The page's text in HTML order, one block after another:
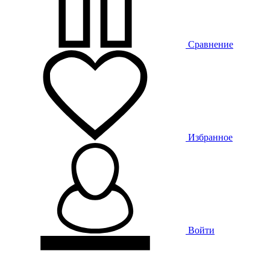
Сравнение
Избранное
Войти